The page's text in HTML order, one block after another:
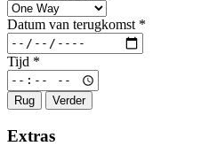
Datum van terugkomst *
Tijd *
Rug Verder
Extras